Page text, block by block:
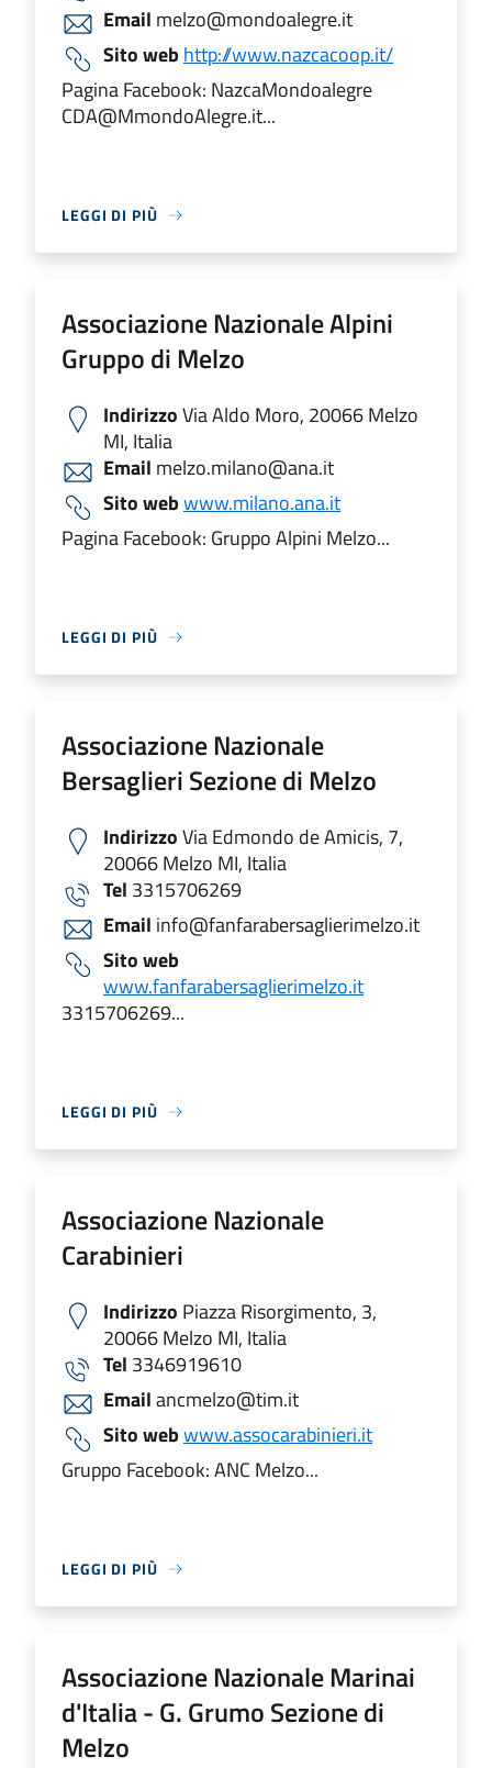
Email melzo@mondoalegre.it
Sito web http://www.nazcacoop.it/
Pagina Facebook: NazcaMondoalegre
CDA@MmondoAlegre.it...
LEGGI DI PIÙ
Associazione Nazionale Alpini
Gruppo di Melzo
IndirizzoVia Aldo Moro, 20066 Melzo
MI, Italia
Email melzo.milano@ana.it
Sito webwww.milano.ana.it
Pagina Facebook: Gruppo Alpini Melzo...
LEGGI DI PIÙ
Associazione Nazionale
Bersaglieri Sezione di Melzo
IndirizzoVia Edmondo de Amicis, 7,
20066 Melzo MI, Italia
Tel 3315706269
Email info@fanfarabersaglierimelzo.it
Sito web
www.fanfarabersaglierimelzo.it
3315706269...
LEGGI DI PIÙ
Associazione Nazionale
Carabinieri
Indirizzo Piazza Risorgimento, 3,
20066 Melzo MI, Italia
Tel 3346919610
Emailancmelzo@tim.it
Sito webwww.assocarabinieri.it
Gruppo Facebook: ANC Melzo...
LEGGI DI PIÙ
Associazione Nazionale Marinai
d'Italia - G. Grumo Sezione di
Melzo